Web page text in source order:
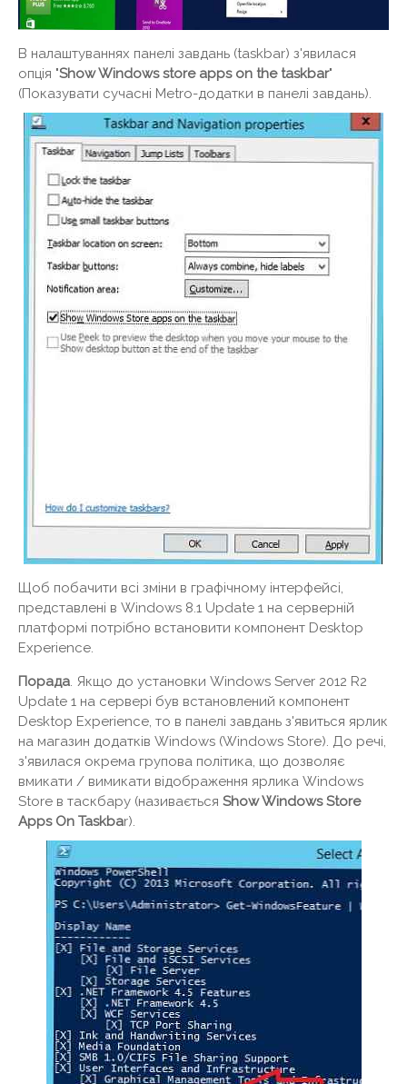
В налаштуваннях панелі завдань (taskbar) з'явилася
опція "Show Windows store apps on the taskbar"
(Показувати сучасні Metro-додатки в панелі завдань).
Щоб побачити всі зміни в графічному інтерфейсі,
представлені в Windows 8.1 Update 1 на серверній
платформі потрібно встановити компонент Desktop
Experience.
Порада . Якщо до установки Windows Server 2012 R2
Update 1 на сервері був встановлений компонент
Desktop Experience, то в панелі завдань з'явиться ярлик
на магазин додатків Windows (Windows Store). До речі,
з'явилася окрема групова політика, що дозволяє
вмикати / вимикати відображення ярлика Windows
Store в таскбару (називається Show Windows Store
Apps On Taskbar).